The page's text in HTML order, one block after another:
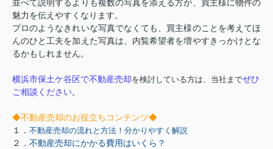
並べて説明するよりも複数の写真を添える方が、買主様に物件の
魅力を伝えやすくなります。
プロのようなきれいな写真でなくても、買主様のことを考えてほ
んのひと工夫を加えた写真は、内覧希望者を増やすきっかけとな
るかもしれません。
横浜市保土ケ谷区で不動産売却を検討している方は、当社までぜひ
ご相談ください。
◆不動産売却のお役立ちコンテンツ◆
１． 不動産売却の流れと方法！分かりやすく解説
２． 不動産売却にかかる費用はいくら？